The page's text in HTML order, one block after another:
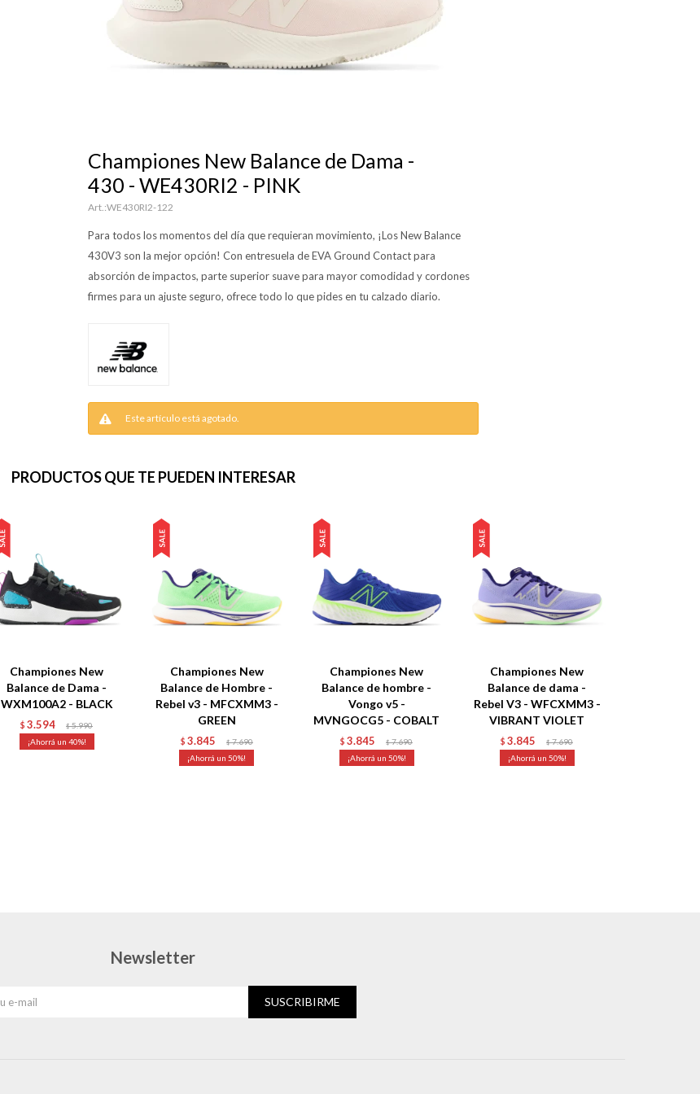
Championes New Balance de Dama -
430 - WE430RI2 - PINK
WE430RI2-122
Para todos los momentos del día que requieran movimiento, ¡Los New Balance
430V3 son la mejor opción! Con entresuela de EVA Ground Contact para
absorción de impactos, parte superior suave para mayor comodidad y cordones
firmes para un ajuste seguro, ofrece todo lo que pides en tu calzado diario.
Este artículo está agotado.
PRODUCTOS QUE TE PUEDEN INTERESAR
Championes New
Balance de Dama -
WXM100A2 - BLACK
$ 3.594 $ 5.990
40
Championes New
Balance de Hombre -
Rebel v3 - MFCXMM3 -
GREEN
$ 3.845 $ 7.690
50
Championes New
Balance de hombre -
Vongo v5 -
MVNGOCG5 - COBALT
$ 3.845 $ 7.690
50
Championes New
Balance de dama -
Rebel V3 - WFCXMM3 -
VIBRANT VIOLET
$ 3.845 $ 7.690
50
Newsletter
SUSCRIBIRME